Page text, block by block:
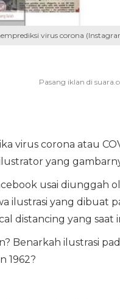
virus corona
virus corona atau
yang
usai diunggah
ilustrasi yang dibuat
distancing yang saat
Benarkah ilustrasi
1962?